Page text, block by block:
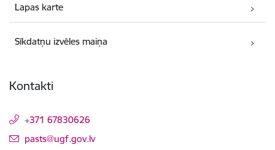
Lapas karte
Sīkdatņu izvēles maiņa
Kontakti
+371 67830626
E-pasts:
pasts@ugf.gov.lv